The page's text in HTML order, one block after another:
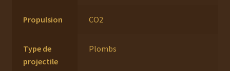
Propulsion CO2
Type de
projectile
Plombs